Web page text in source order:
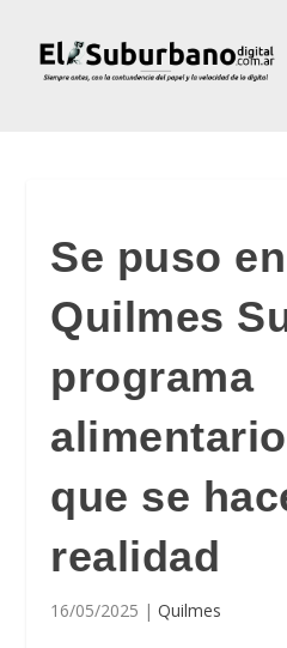
Se puso
Quilmes
programa
que se
realidad
16/05/2025 |Quilmes